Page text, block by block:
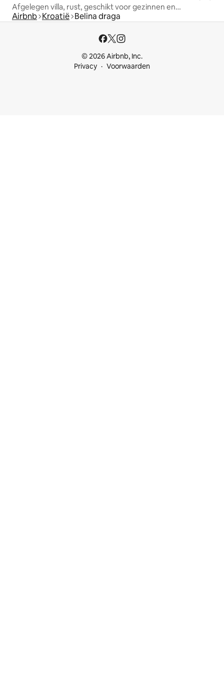
Afgelegen villa, rust, geschikt voor gezinnen en
huisdieren
Airbnb Kroatië Belina draga
© 2026 Airbnb, Inc.
Privacy
Voorwaarden